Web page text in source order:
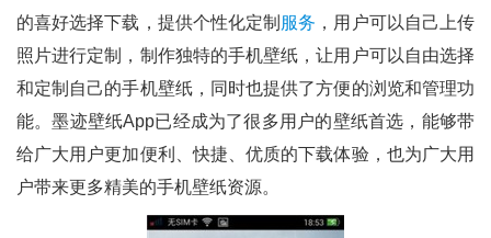
的喜好选择下载，提供个性化定制 服务 ，用户可以自己上传
照片进行定制，制作独特的手机壁纸，让用户可以自由选择
和定制自己的手机壁纸，同时也提供了方便的浏览和管理功
能。墨迹壁纸app已经成为了很多用户的壁纸首选，能够带
给广大用户更加便利、快捷、优质的下载体验，也为广大用
户带来更多精美的手机壁纸资源。